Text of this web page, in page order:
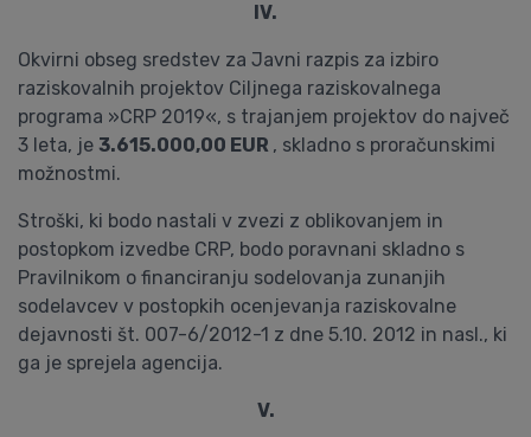
IV.
Okvirni obseg sredstev za Javni razpis za izbiro
raziskovalnih projektov Ciljnega raziskovalnega
programa »CRP 2019«, s trajanjem projektov do največ
3 leta, je 3.615.000,00 EUR , skladno s proračunskimi
možnostmi.
Stroški, ki bodo nastali v zvezi z oblikovanjem in
postopkom izvedbe CRP, bodo poravnani skladno s
Pravilnikom o financiranju sodelovanja zunanjih
sodelavcev v postopkih ocenjevanja raziskovalne
dejavnosti št. 007-6/2012-1 z dne 5.10. 2012 in nasl., ki
ga je sprejela agencija.
V.